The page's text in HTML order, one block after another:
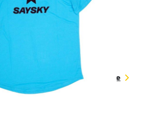
Größentabelle